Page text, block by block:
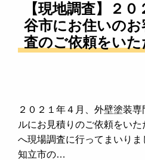
【現地調査】２
谷市にお住いのお
査のご依頼をい
２０２１年４月、外壁塗装
ルにお見積りのご依頼をい
へ現場調査に行ってまいりま
知立市の…